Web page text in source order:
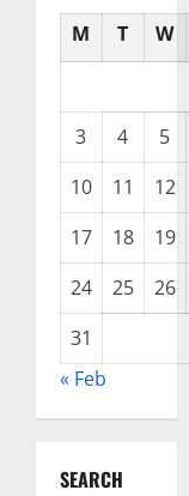
M T W
3 4
5
10
11
12
17
18
19
24
25
26
31
« Feb
SEARCH